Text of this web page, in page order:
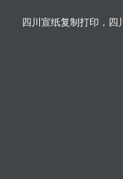
四川宣纸复制打印，